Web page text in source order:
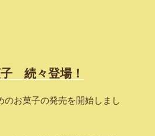
続々登場！
のお菓子の発売を開始しまし